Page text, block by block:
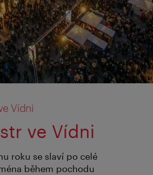
Vídni
ve Vídni
roku se slaví po celé
během pochodu